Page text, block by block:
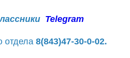
Telegram
отдела 8(843)47-30-0-02.